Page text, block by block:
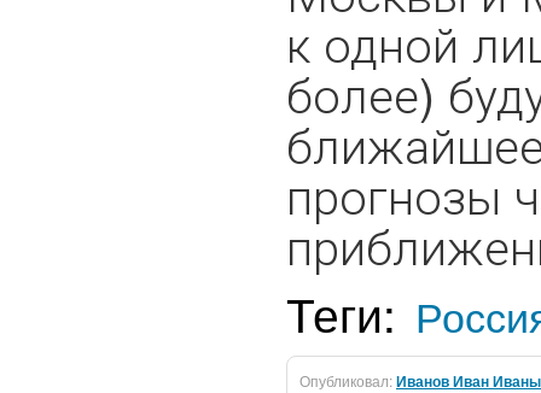
к одной
более)
прогнозы
Теги:
Опубликовал:Иванов Иван